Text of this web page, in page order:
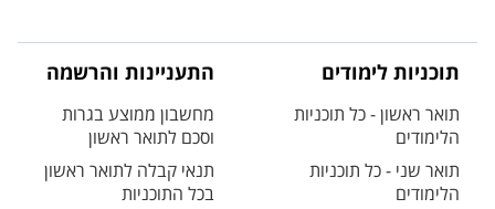
תוכניות לימודים
תואר ראשון - כל תוכניות
הלימודים
תואר שני - כל תוכניות
הלימודים
התעניינות והרשמה
מחשבון ממוצע בגרות
וסכם לתואר ראשון
תנאי קבלה לתואר ראשון
בכל התוכניות